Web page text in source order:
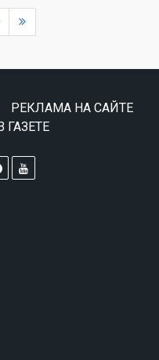
РЕКЛАМА НА САЙТЕ